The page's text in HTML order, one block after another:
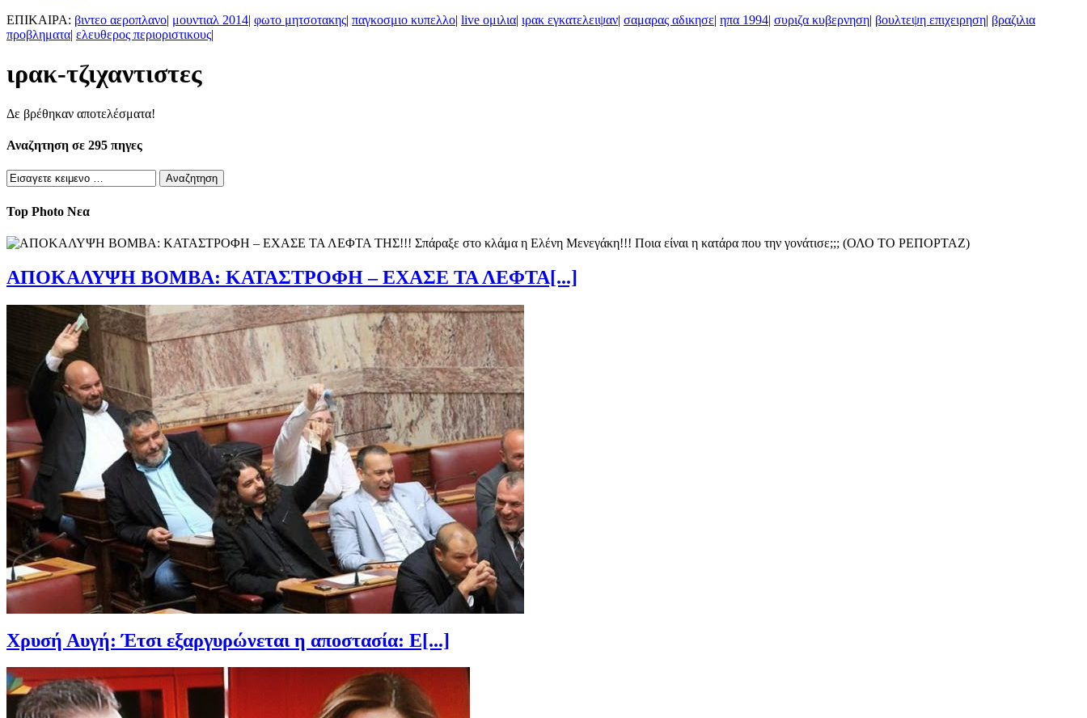
ΕΠΙΚΑΙΡΑ: βιντεο αεροπλανο| μουντιαλ 2014| φωτο μητσοτακης| παγκοσμιο κυπελλο| live ομιλια| ιρακ εγκατελειψαν| σαμαρας αδικησε| ηπα 1994| συριζα κυβερνηση| βουλτεψη επιχειρηση| βραζιλια
προβληματα| ελευθερος περιοριστικους|
ιρακ-τζιχαντιστες
Δε βρέθηκαν αποτελέσματα!
Αναζητηση σε 295 πηγες
Top Photo Νεα
ΑΠΟΚΑΛΥΨΗ ΒΟΜΒΑ: ΚΑΤΑΣΤΡΟΦΗ – ΕΧΑΣΕ ΤΑ ΛΕΦΤΑ[...]
Χρυσή Αυγή: Έτσι εξαργυρώνεται η αποστασία: Ε[...]